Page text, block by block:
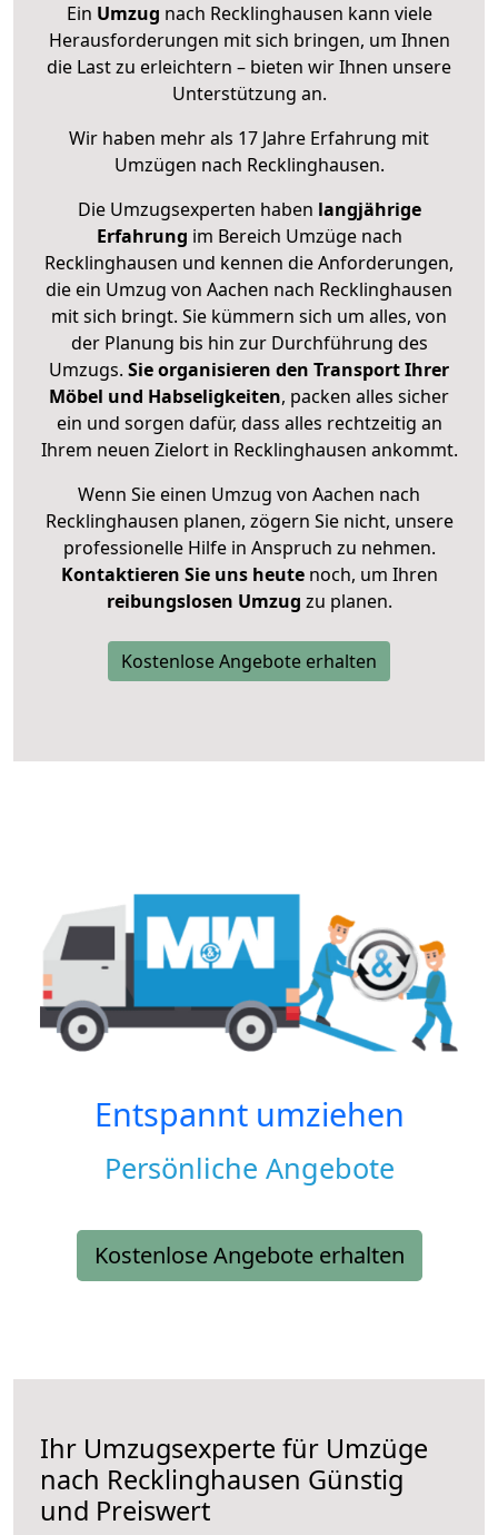
Ein Umzug nach Recklinghausen kann viele
Herausforderungen mit sich bringen, um Ihnen
die Last zu erleichtern – bieten wir Ihnen unsere
Unterstützung an.
Wir haben mehr als 17 Jahre Erfahrung mit
Umzügen nach Recklinghausen.
Die Umzugsexperten haben langjährige
Erfahrung im Bereich Umzüge nach
Recklinghausen und kennen die Anforderungen,
die ein Umzug von Aachen nach Recklinghausen
mit sich bringt. Sie kümmern sich um alles, von
der Planung bis hin zur Durchführung des
Umzugs. Sie organisieren den Transport Ihrer
Möbel und Habseligkeiten, packen alles sicher
ein und sorgen dafür, dass alles rechtzeitig an
Ihrem neuen Zielort in Recklinghausen ankommt.
Wenn Sie einen Umzug von Aachen nach
Recklinghausen planen, zögern Sie nicht, unsere
professionelle Hilfe in Anspruch zu nehmen.
Kontaktieren Sie uns heutenoch, um Ihren
reibungslosen Umzug zu planen.
Kostenlose Angebote erhalten
Entspannt umziehen
Persönliche Angebote
Kostenlose Angebote erhalten
Ihr Umzugsexperte für Umzüge
nach Recklinghausen Günstig
und Preiswert